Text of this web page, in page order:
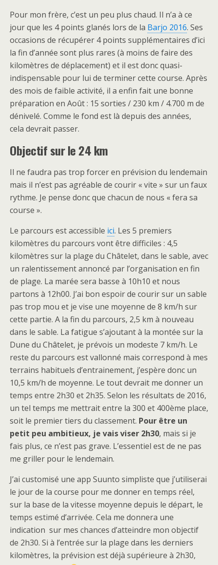
Pour mon frère, c’est un peu plus chaud. Il n’a à ce
jour que les 4 points glanés lors de la Barjo 2016. Ses
occasions de récupérer 4 points supplémentaires d’ici
la fin d’année sont plus rares (à moins de faire des
kilomètres de déplacement) et il est donc quasi-
indispensable pour lui de terminer cette course. Après
des mois de faible activité, il a enfin fait une bonne
préparation en Août : 15 sorties / 230 km / 4.700 m de
dénivelé. Comme le fond est là depuis des années,
cela devrait passer.
Objectif sur le 24 km
Il ne faudra pas trop forcer en prévision du lendemain
mais il n’est pas agréable de courir « vite » sur un faux
rythme. Je pense donc que chacun de nous « fera sa
course ».
Le parcours est accessible ici. Les 5 premiers
kilomètres du parcours vont être difficiles : 4,5
kilomètres sur la plage du Châtelet, dans le sable, avec
un ralentissement annoncé par l’organisation en fin
de plage. La marée sera basse à 10h10 et nous
partons à 12h00. J’ai bon espoir de courir sur un sable
pas trop mou et je vise une moyenne de 8 km/h sur
cette partie. A la fin du parcours, 2,5 km à nouveau
dans le sable. La fatigue s’ajoutant à la montée sur la
Dune du Châtelet, je prévois un modeste 7 km/h. Le
reste du parcours est vallonné mais correspond à mes
terrains habituels d’entrainement, j’espère donc un
10,5 km/h de moyenne. Le tout devrait me donner un
temps entre 2h30 et 2h35. Selon les résultats de 2016,
un tel temps me mettrait entre la 300 et 400ème place,
soit le premier tiers du classement. Pour être un
petit peu ambitieux, je vais viser 2h30, mais si je
fais plus, ce n’est pas grave. L’essentiel est de ne pas
me griller pour le lendemain.
J’ai customisé une app Suunto simpliste que j’utiliserai
le jour de la course pour me donner en temps réel,
sur la base de la vitesse moyenne depuis le départ, le
temps estimé d’arrivée. Cela me donnera une
indication sur mes chances d’atteindre mon objectif
de 2h30. Si à l’entrée sur la plage dans les derniers
kilomètres, la prévision est déjà supérieure à 2h30,